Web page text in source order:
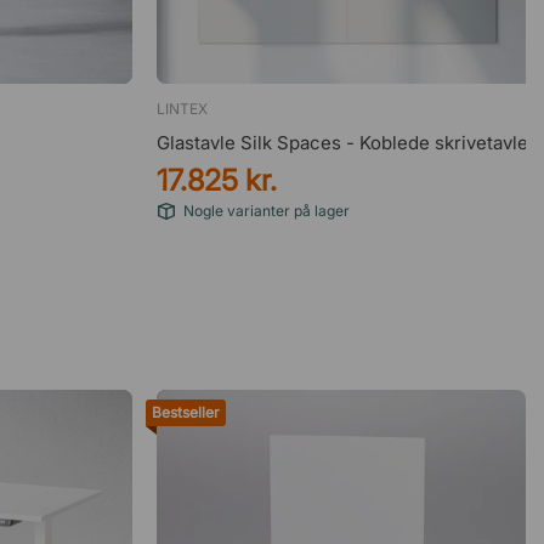
LINTEX
Glastavle Silk Spaces - Koblede skrivetavler
17.825 kr.
Nogle varianter på lager
Bestseller